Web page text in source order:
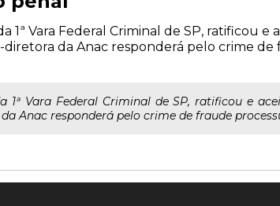
1ª Vara Federal Criminal de SP, ratificou
diretora da Anac responderá pelo crime
1ª Vara Federal Criminal de SP, ratificou e
Anac responderá pelo crime de fraude